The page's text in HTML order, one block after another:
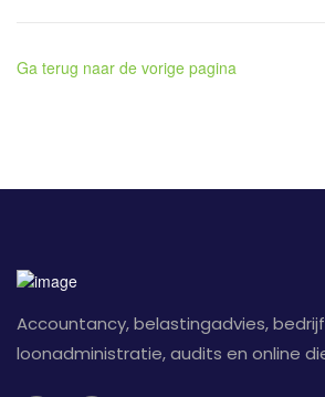
Ga terug naar de vorige pagina
Accountancy, belastingadvies,
loonadministratie, audits en online